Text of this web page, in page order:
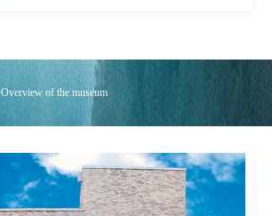
Overview of the museum